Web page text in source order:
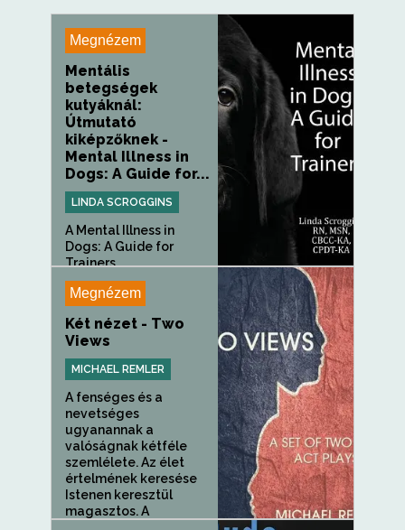
Megnézem
Mentális
betegségek
kutyáknál:
Útmutató
kiképzőknek -
Mental Illness in
Dogs: A Guide for...
LINDA SCROGGINS
A Mental Illness in
Dogs: A Guide for
Trainers...
Megnézem
Két nézet - Two
Views
MICHAEL REMLER
A fenséges és a
nevetséges
ugyanannak a
valóságnak kétféle
szemlélete. Az élet
értelmének keresése
Istenen keresztül
magasztos. A